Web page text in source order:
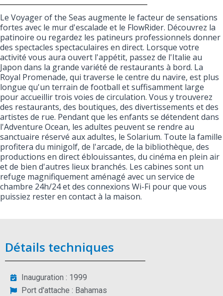
Le Voyager of the Seas augmente le facteur de sensations
fortes avec le mur d'escalade et le FlowRider. Découvrez la
patinoire ou regardez les patineurs professionnels donner
des spectacles spectaculaires en direct. Lorsque votre
activité vous aura ouvert l'appétit, passez de l'Italie au
Japon dans la grande variété de restaurants à bord. La
Royal Promenade, qui traverse le centre du navire, est plus
longue qu'un terrain de football et suffisamment large
pour accueillir trois voies de circulation. Vous y trouverez
des restaurants, des boutiques, des divertissements et des
artistes de rue. Pendant que les enfants se détendent dans
l'Adventure Ocean, les adultes peuvent se rendre au
sanctuaire réservé aux adultes, le Solarium. Toute la famille
profitera du minigolf, de l'arcade, de la bibliothèque, des
productions en direct éblouissantes, du cinéma en plein air
et de bien d'autres lieux branchés. Les cabines sont un
refuge magnifiquement aménagé avec un service de
chambre 24h/24 et des connexions Wi-Fi pour que vous
puissiez rester en contact à la maison.
Détails techniques
Inauguration : 1999
Port d'attache : Bahamas